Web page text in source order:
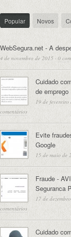
Popular Novos
WebSegura.net - A
4 de novembro de 2015 · 0
Cuidado
de emprego
19 de fevereiro
comentários
Evite
Google
15 de maio de
Fraude -
Seguranca
17 de
comentários
Cuidado